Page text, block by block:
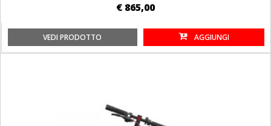
€ 865,00
VEDI PRODOTTO AGGIUNGI